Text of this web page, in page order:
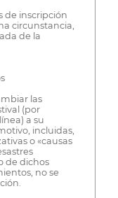
de inscripción
circunstancia,
de la
las
(por
a su
incluidas,
o «causas
de dichos
no se